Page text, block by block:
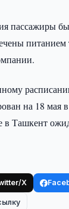
пассажиры
питанием
на 18 мая
Ташкент
X